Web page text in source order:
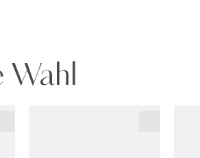
Wahl